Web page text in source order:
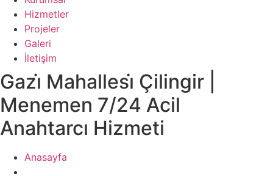
Hizmetler
Projeler
Galeri
İletişim
Gazi̇ Mahallesi̇ Çilingir |
Menemen 7/24 Acil
Anahtarcı Hizmeti
Anasayfa